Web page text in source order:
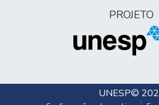
PROJETO
UNESP©